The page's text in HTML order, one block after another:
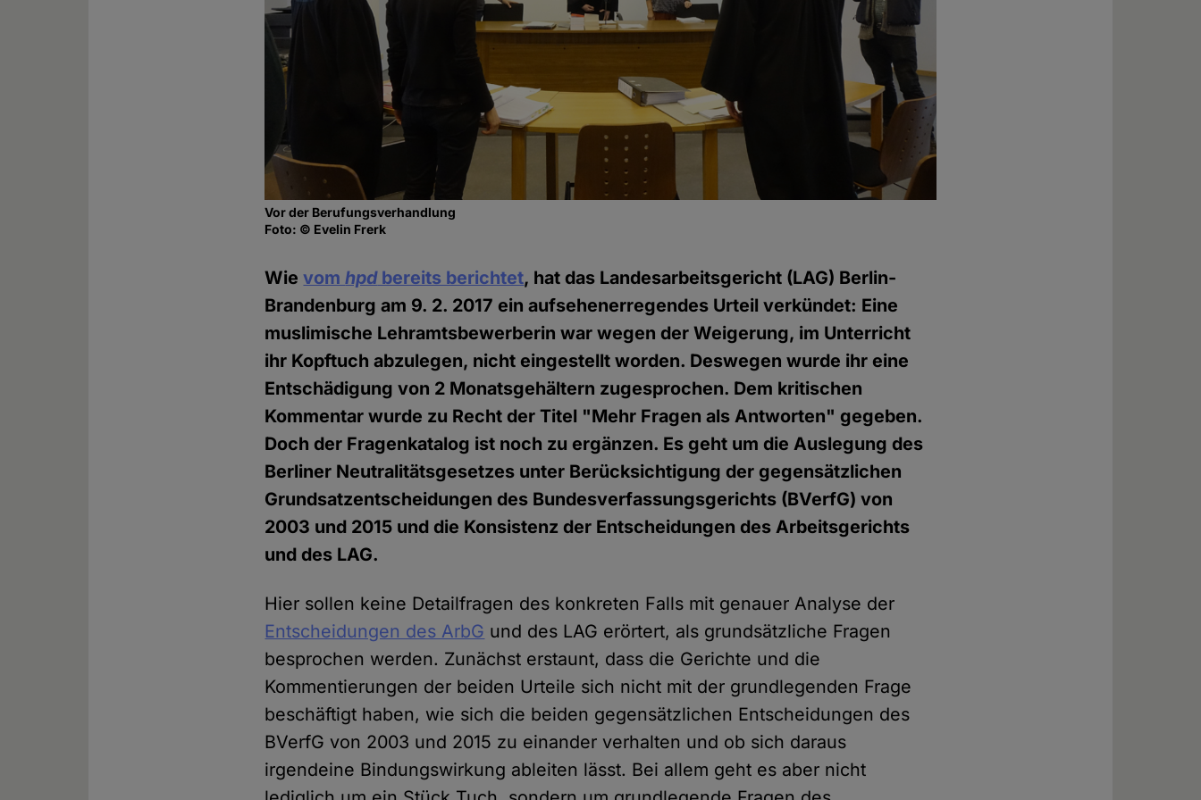
Vor der Berufungsverhandlung
Foto: © Evelin Frerk
Wievomhpdbereits berichtet, hat das Landesarbeitsgericht (LAG) Berlin-
Brandenburg am 9. 2. 2017 ein aufsehenerregendes Urteil verkündet: Eine
muslimische Lehramtsbewerberin war wegen der Weigerung, im Unterricht
ihr Kopftuch abzulegen, nicht eingestellt worden. Deswegen wurde ihr eine
Entschädigung von 2 Monatsgehältern zugesprochen. Dem kritischen
Kommentar wurde zu Recht der Titel "Mehr Fragen als Antworten" gegeben.
Doch der Fragenkatalog ist noch zu ergänzen. Es geht um die Auslegung des
Berliner Neutralitätsgesetzes unter Berücksichtigung der gegensätzlichen
Grundsatzentscheidungen des Bundesverfassungsgerichts (BVerfG) von
2003 und 2015 und die Konsistenz der Entscheidungen des Arbeitsgerichts
und des LAG.
Hier sollen keine Detailfragen des konkreten Falls mit genauer Analyse der
Entscheidungen des ArbG und des LAG erörtert, als grundsätzliche Fragen
besprochen werden. Zunächst erstaunt, dass die Gerichte und die
Kommentierungen der beiden Urteile sich nicht mit der grundlegenden Frage
beschäftigt haben, wie sich die beiden gegensätzlichen Entscheidungen des
BVerfG von 2003 und 2015 zu einander verhalten und ob sich daraus
irgendeine Bindungswirkung ableiten lässt. Bei allem geht es aber nicht